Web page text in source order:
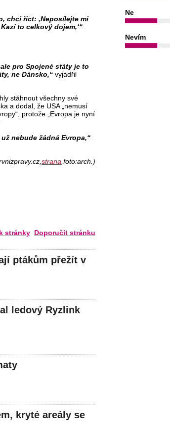
chci říct: ‚Neposílejte mi
to celkový dojem,‘“
pro Spojené státy je to
ne Dánsko,“ vyjádřil
stáhnout všechny své
a dodal, že USA „nemusí
protože „Evropa je nyní
nebude žádná Evropa,“
strana ,foto:arch.)
stránky Doporučit stránku
ptákům přežít v
ledový Ryzlink
kryté areály se
Ne
Nevím